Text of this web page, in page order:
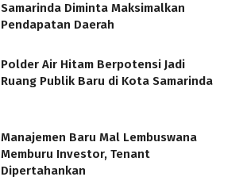
Samarinda Diminta Maksimalkan
Pendapatan Daerah
Polder Air Hitam Berpotensi Jadi
Ruang Publik Baru di Kota Samarinda
Manajemen Baru Mal Lembuswana
Memburu Investor, Tenant
Dipertahankan